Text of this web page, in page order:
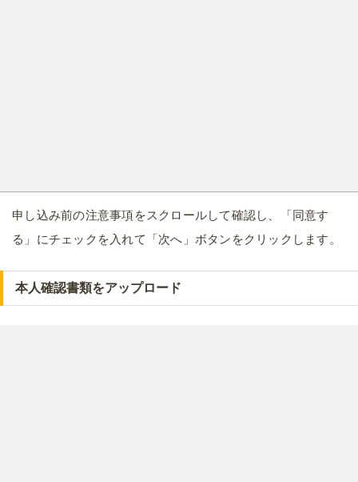
申し込み前の注意事項をスクロールして確認し、「同意す
る」にチェックを入れて「次へ」ボタンをクリックします。
本人確認書類をアップロード